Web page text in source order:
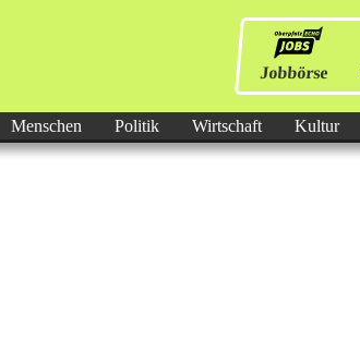
Jobbörse
Menschen Politik Wirtschaft Kultur